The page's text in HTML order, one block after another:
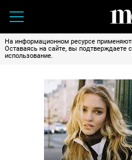
На информационном ресурсе
Оставаясь на сайте, вы подтверждаете
использование.